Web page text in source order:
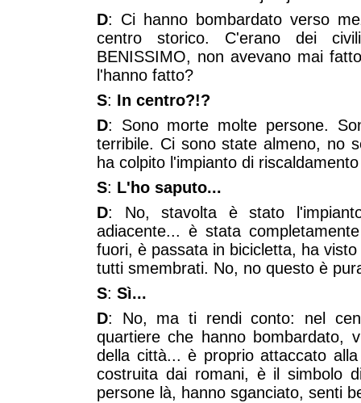
D: Ci hanno bombardato verso
centro storico. C'erano dei
BENISSIMO, non avevano mai
l'hanno fatto?
S: In centro?!?
D: Sono morte molte persone.
terribile. Ci sono state almeno, no
ha colpito l'impianto di
S: L'ho saputo...
D: No, stavolta è stato
adiacente... è stata
fuori, è passata in bicicletta, ha
tutti smembrati. No, no questo è
S: Sì...
D: No, ma ti rendi conto: nel
quartiere che hanno bombardato,
della città... è proprio attaccato
costruita dai romani, è il simbolo
persone là, hanno sganciato, senti